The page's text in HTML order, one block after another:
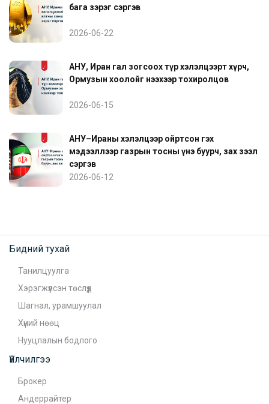
бага зэрэг сэргэв
2026-06-22
АНУ, Иран гал зогсоох түр хэлэлцээрт хүрч,
Ормузын хоолойг нээхээр тохиролцов
2026-06-15
АНУ–Ираны хэлэлцээр ойртсон гэх
мэдээллээр газрын тосны үнэ буурч, зах зээл
сэргэв
2026-06-12
Бидний тухай
Танилцуулга
Хэрэгжүүлсэн төслүүд
Шагнал, урамшуулал
Хүний нөөц
Нууцлалын бодлого
Үйлчилгээ
Брокер
Андеррайтер